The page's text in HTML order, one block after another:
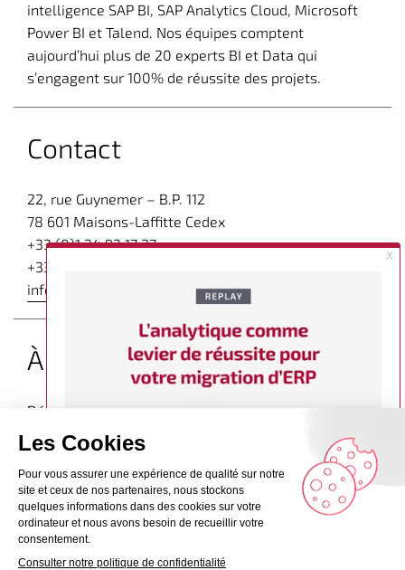
intelligence SAP BI, SAP Analytics Cloud, Microsoft
Power BI et Talend. Nos équipes comptent
aujourd’hui plus de 20 experts BI et Data qui
s’engagent sur 100% de réussite des projets.
Contact
22, rue Guynemer – B.P. 112
78 601 Maisons-Laffitte Cedex
+33 (0)1 34 93 17 27
+33 (0)1 34 93 49 49
infos@tvhconsulting.com
À propos
Découvrez d’autres articles expert surle blog de TVH
Consulting dédié à la Business Intelligence
–Le groupe
–Recrutement
–Contact